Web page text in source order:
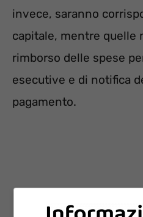
invece, saranno
capitale, mentre quelle
rimborso delle spese
esecutive e di notifica
pagamento.